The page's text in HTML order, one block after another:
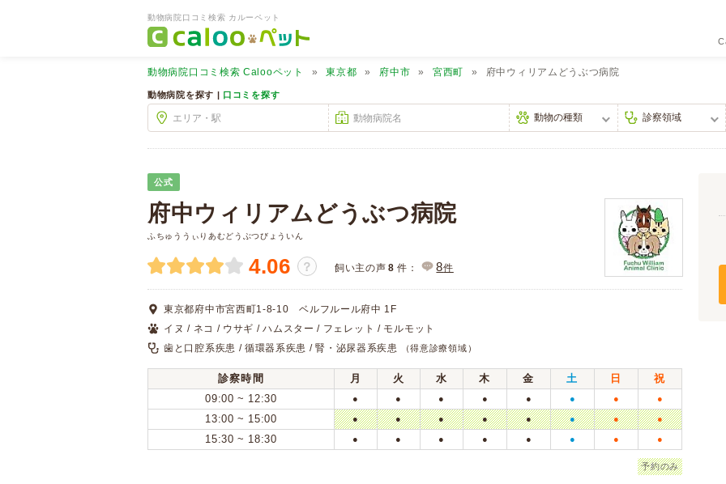
動物病院口コミ検索 カルーペット
動物病院口コミ検索 Calooペット 東京都 府中市 宮西町 府中ウィリアムどうぶつ病院
動物病院を探す | 口コミを探す
公式
府中ウィリアムどうぶつ病院
ふちゅううぃりあむどうぶつびょういん
4.06 ？ 飼い主の声 8 件： 8件
東京都府中市宮西町1-8-10 ベルフルール府中 1F
イヌ / ネコ / ウサギ / ハムスター / フェレット / モルモット
歯と口腔系疾患 / 循環器系疾患 / 腎・泌尿器系疾患
（得意診療領域）
診察時間 月 火 水 木 金 土 日
祝
09:00 ~ 12:30
● ● ● ● ● ● ● ●
13:00 ~ 15:00 ● ● ● ● ● ● ● ●
15:30 ~ 18:30 ● ● ● ● ● ● ● ●
予約のみ